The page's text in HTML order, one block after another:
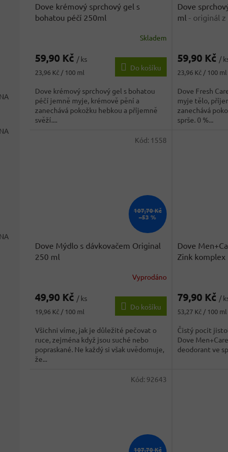
Dove krémový sprchový gel s
bohatou péčí 250ml
Skladem
59,90 Kč / ks
Měrná
23,96 Kč / 100 ml
Do košíku
Dove krémový sprchový gel s bohatou
péčí jemně myje, krémově pění a
zanechává pokožku hebkou a příjemně
svěží....
Dove
ml - originál z
59,90 Kč /
Měrná
23,96 Kč / 100 ml
Dove Fresh
myje tělo,
zanechává
sprše. 0 %...
107,70 Kč
–53 %
Dove Mýdlo s dávkovačem Original
250 ml
Vyprodáno
49,90 Kč / ks
Měrná
19,96 Kč / 100 ml
Do košíku
Všichni víme, jak je důležité pečovat o
ruce, zejména když jsou suché nebo
popraskané. Ne každý si však uvědomuje,
že...
Kód: 1558
Dove
Zink komplex
79,90 Kč /
Měrná
53,27 Kč / 100 ml
Čistý pocit
Dove
deodorant ve
107,70 Kč
Kód: 92643